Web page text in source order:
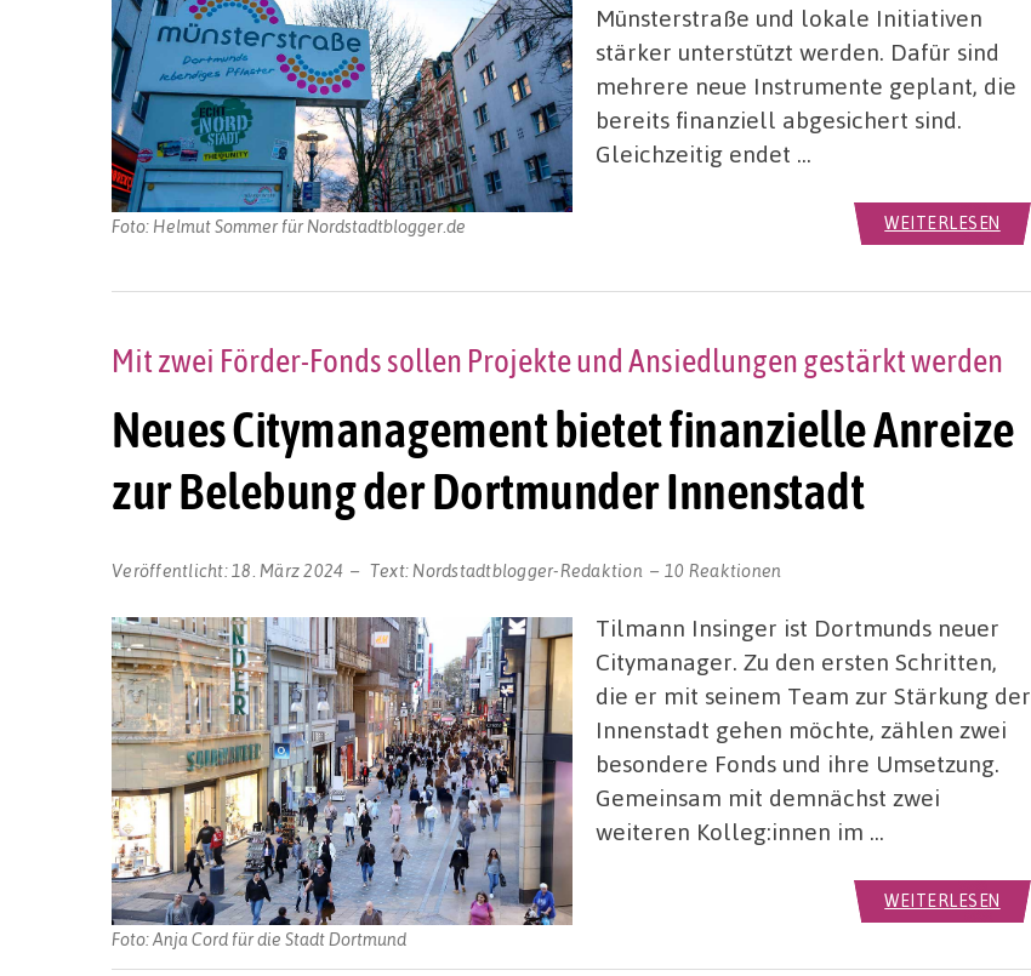
Foto: Helmut Sommer für Nordstadtblogger.de
Münsterstraße und lokale Initiativen
stärker unterstützt werden. Dafür sind
mehrere neue Instrumente geplant, die
bereits finanziell abgesichert sind.
Gleichzeitig endet …
WEITERLESEN
Neues Citymanagement bietet finanzielle Anreize
zur Belebung der Dortmunder Innenstadt
Mit zwei Förder-Fonds sollen Projekte und Ansiedlungen gestärkt werden
Veröffentlicht: 18. März 2024 Text: Nordstadtblogger-Redaktion 10 Reaktionen
Foto: Anja Cord für die Stadt Dortmund
Tilmann Insinger ist Dortmunds neuer
Citymanager. Zu den ersten Schritten,
die er mit seinem Team zur Stärkung der
Innenstadt gehen möchte, zählen zwei
besondere Fonds und ihre Umsetzung.
Gemeinsam mit demnächst zwei
weiteren Kolleg:innen im …
WEITERLESEN